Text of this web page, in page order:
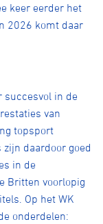
keer eerder het
2026 komt daar
succesvol in de
van
topsport
daardoor goed
in de
Britten voorlopig
Op het WK
onderdelen: